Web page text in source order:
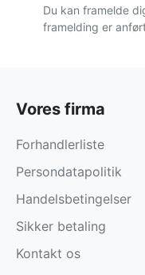
Du kan framelde
framelding er
Vores firma
Forhandlerliste
Persondatapolitik
Handelsbetingelser
Sikker betaling
Kontakt os